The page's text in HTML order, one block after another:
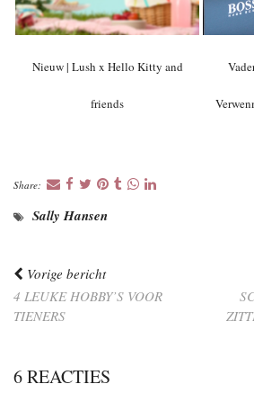
Nieuw | Lush x Hello Kitty and
friends
Share:
Sally Hansen
Vorige bericht
4 LEUKE HOBBY’S VOOR
TIENERS
6 REACTIES